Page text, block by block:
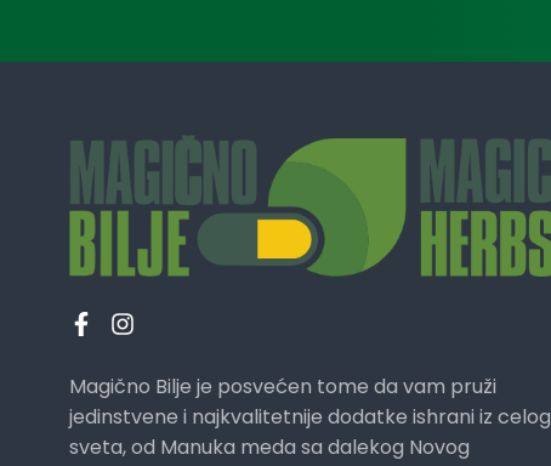
Magično Bilje je posvećen tome da vam pruži
jedinstvene i najkvalitetnije dodatke ishrani iz celog
sveta, od Manuka meda sa dalekog Novog